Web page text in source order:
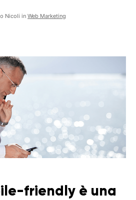
Nicoli in Web Marketing
friendly è una